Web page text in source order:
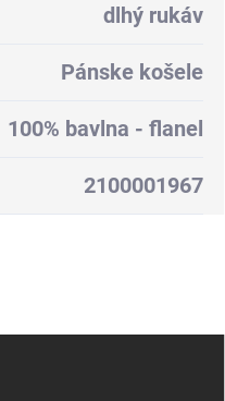
dlhý rukáv
Pánske košele
100% bavlna - flanel
2100001967